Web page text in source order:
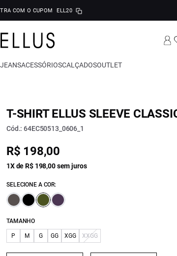
COM O CUPOM ELL20
JEANSACESSÓRIOSCALÇADOSOUTLET
T-SHIRT ELLUS SLEEVE
Cód.: 64EC50513_0606_1
R$ 198,00
1X de R$ 198,00 sem juros
SELECIONE A COR:
TAMANHO
P M G GG XGG XXGG